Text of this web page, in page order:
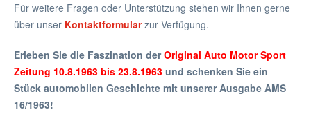
Für weitere Fragen oder Unterstützung stehen wir Ihnen gerne
über unser Kontaktformularzur Verfügung.
Erleben Sie die Faszination derOriginal Auto Motor Sport
Zeitung 10.8.1963 bis 23.8.1963 und schenken Sie ein
Stück automobilen Geschichte mit unserer Ausgabe AMS
16/1963!